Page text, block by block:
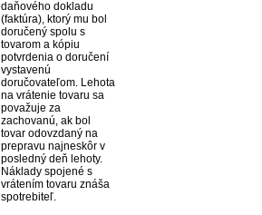
daňového dokladu
(faktúra), ktorý mu bol
doručený spolu s
tovarom a kópiu
potvrdenia o doručení
vystavenú
doručovateľom. Lehota
na vrátenie tovaru sa
považuje za
zachovanú, ak bol
tovar odovzdaný na
prepravu najneskôr v
posledný deň lehoty.
Náklady spojené s
vrátením tovaru znáša
spotrebiteľ.